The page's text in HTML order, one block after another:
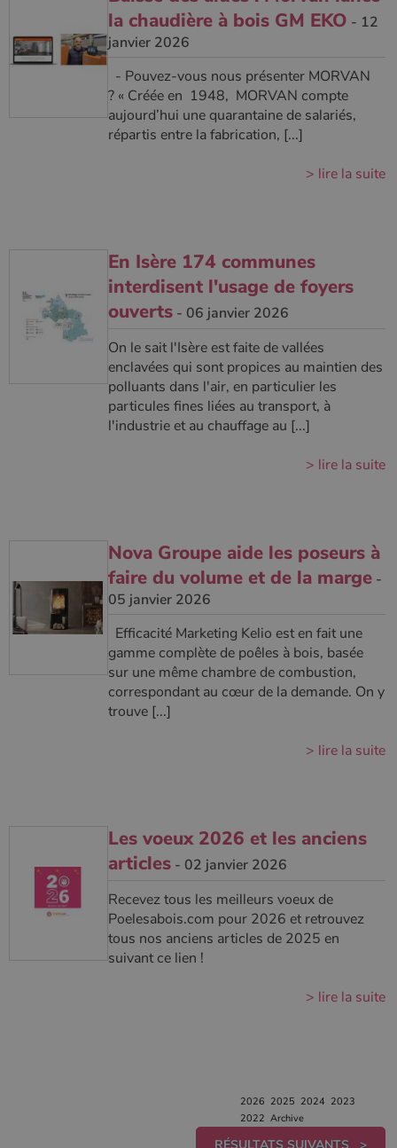
la chaudière à bois GM EKO - 12
janvier 2026
- Pouvez-vous nous présenter MORVAN
? « Créée en 1948, MORVAN compte
aujourd’hui une quarantaine de salariés,
répartis entre la fabrication, [...]
> lire la suite
En Isère 174 communes
interdisent l'usage de foyers
ouverts - 06 janvier 2026
On le sait l'Isère est faite de vallées
enclavées qui sont propices au maintien des
polluants dans l'air, en particulier les
particules fines liées au transport, à
l'industrie et au chauffage au [...]
> lire la suite
Nova Groupe aide les poseurs à
faire du volume et de la marge -
05 janvier 2026
Efficacité Marketing Kelio est en fait une
gamme complète de poêles à bois, basée
sur une même chambre de combustion,
correspondant au cœur de la demande. On y
trouve [...]
> lire la suite
Les voeux 2026 et les anciens
articles - 02 janvier 2026
Recevez tous les meilleurs voeux de
Poelesabois.com pour 2026 et retrouvez
tous nos anciens articles de 2025 en
suivant ce lien !
> lire la suite
2026 2025 2024 2023
2022 Archive